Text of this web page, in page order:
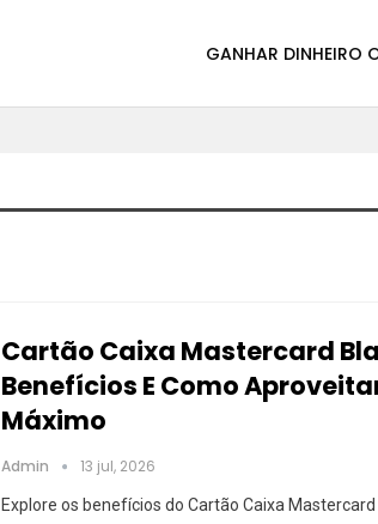
GANHAR DINHEIRO
Cartão Caixa Mastercard
Benefícios E Como
Máximo
Admin 13 jul, 2026
Explore os benefícios do Cartão Caixa Mastercard